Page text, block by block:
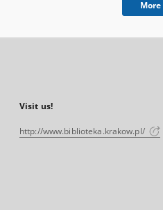
More
Visit us!
http://www.biblioteka.krakow.pl/